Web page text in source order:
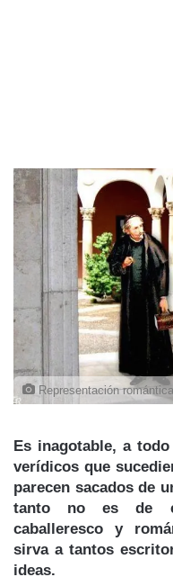
Representación
Es inagotable, a
verídicos que
parecen sacados de
tanto no es de
caballeresco y
sirva a tantos
ideas.